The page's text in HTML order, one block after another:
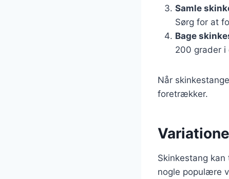
Samle
Sørg for at
Bage
200 grader i
Når
foretrækker.
Skinkestang
nogle populære